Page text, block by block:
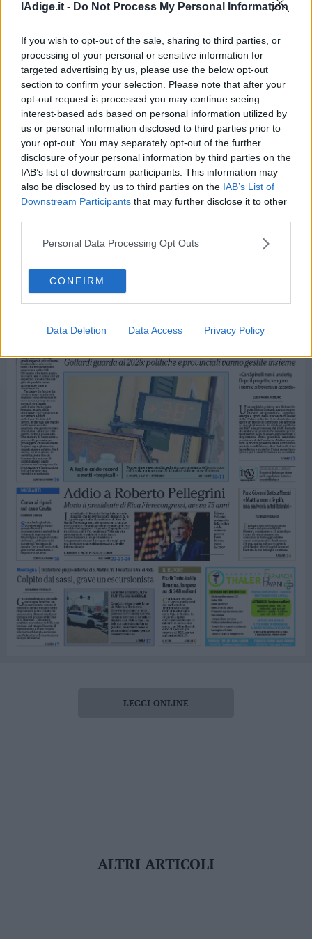
lAdige.it - Do Not Process My Personal Information
If you wish to opt-out of the sale, sharing to third parties, or
processing of your personal or sensitive information for
targeted advertising by us, please use the below opt-out
section to confirm your selection. Please note that after your
opt-out request is processed you may continue seeing
interest-based ads based on personal information utilized by
us or personal information disclosed to third parties prior to
your opt-out. You may separately opt-out of the further
disclosure of your personal information by third parties on the
IAB’s list of downstream participants. This information may
also be disclosed by us to third parties on the IAB’s List of
Downstream Participants that may further disclose it to other
Personal Data Processing Opt Outs
CONFIRM
Data Deletion Data Access Privacy Policy
LEGGI ONLINE
ALTRI ARTICOLI